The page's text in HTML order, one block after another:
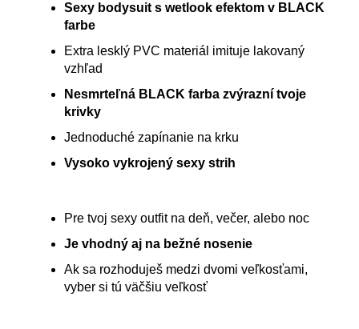
Sexy bodysuit s wetlook efektom v BLACK
farbe
Extra lesklý PVC materiál imituje lakovaný
vzhľad
Nesmrteľná BLACK farba zvýrazní tvoje
krivky
Jednoduché zapínanie na krku
Vysoko vykrojený sexy strih
Pre tvoj sexy outfit na deň, večer, alebo noc
Je vhodný aj na bežné nosenie
Ak sa rozhoduješ medzi dvomi veľkosťami,
vyber si tú väčšiu veľkosť